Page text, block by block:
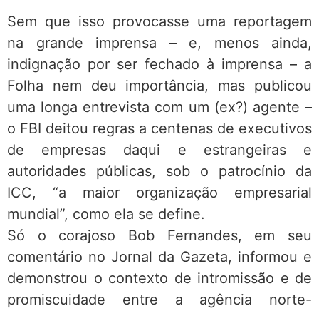
Sem que isso provocasse uma reportagem
na grande imprensa – e, menos ainda,
indignação por ser fechado à imprensa – a
Folha nem deu importância, mas publicou
uma longa entrevista com um (ex?) agente –
o FBI deitou regras a centenas de executivos
de empresas daqui e estrangeiras e
autoridades públicas, sob o patrocínio da
ICC, “a maior organização empresarial
mundial”, como ela se define.
Só o corajoso Bob Fernandes, em seu
comentário no Jornal da Gazeta, informou e
demonstrou o contexto de intromissão e de
promiscuidade entre a agência norte-